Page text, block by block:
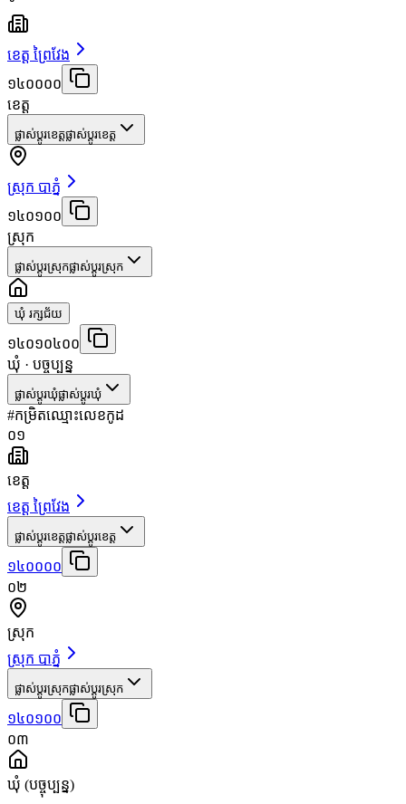
ខេត្ត ព្រៃវែង
១៤០០០០
ខេត្ត
ផ្លាស់ប្តូរខេត្តផ្លាស់ប្តូរខេត្ត
ស្រុក បាភ្នំ
១៤០១០០
ស្រុក
ផ្លាស់ប្តូរស្រុកផ្លាស់ប្តូរស្រុក
ឃុំ រក្សជ័យ
១៤០១០៤០០
ឃុំ · បច្ចុប្បន្ន
ផ្លាស់ប្តូរឃុំផ្លាស់ប្តូរឃុំ
#កម្រិតឈ្មោះលេខកូដ
០១
ខេត្ត
ខេត្ត ព្រៃវែង
ផ្លាស់ប្តូរខេត្តផ្លាស់ប្តូរខេត្ត
១៤០០០០
០២
ស្រុក
ស្រុក បាភ្នំ
ផ្លាស់ប្តូរស្រុកផ្លាស់ប្តូរស្រុក
១៤០១០០
០៣
ឃុំ (បច្ចុប្បន្ន)